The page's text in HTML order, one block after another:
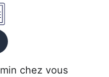
chez vous